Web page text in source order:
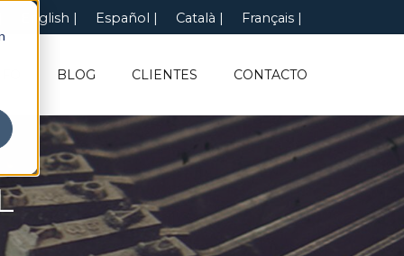
Español Català
English Français
BLOG CLIENTES CONTACTO